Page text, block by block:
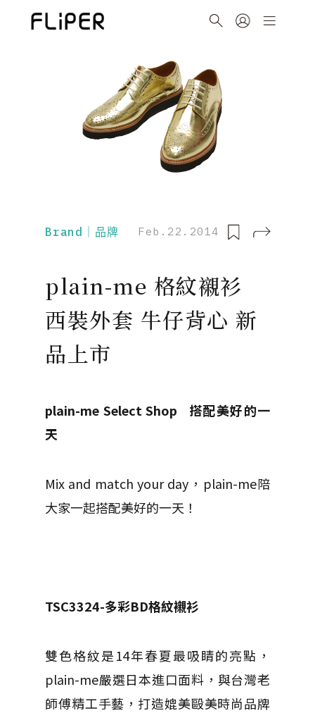
Brand｜品牌 Feb.22.2014
plain-me 格紋襯衫
西裝外套 牛仔背心 新
品上市
plain-me Select Shop 搭配美好的一
天
Mix and match your day，plain-me陪
大家一起搭配美好的一天！
TSC3324-多彩BD格紋襯衫
雙色格紋是14年春夏最吸睛的亮點，
plain-me嚴選日本進口面料，與台灣老
師傅精工手藝，打造媲美毆美時尚品牌